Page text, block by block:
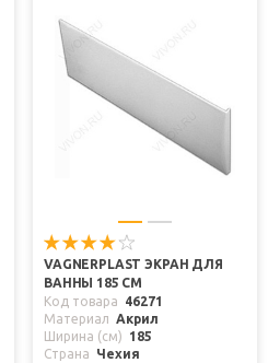
VAGNERPLAST ЭКРАН ДЛЯ
ВАННЫ 185 СМ
Код товара
46271
Материал
Акрил
Ширина (см)
185
Страна
Чехия